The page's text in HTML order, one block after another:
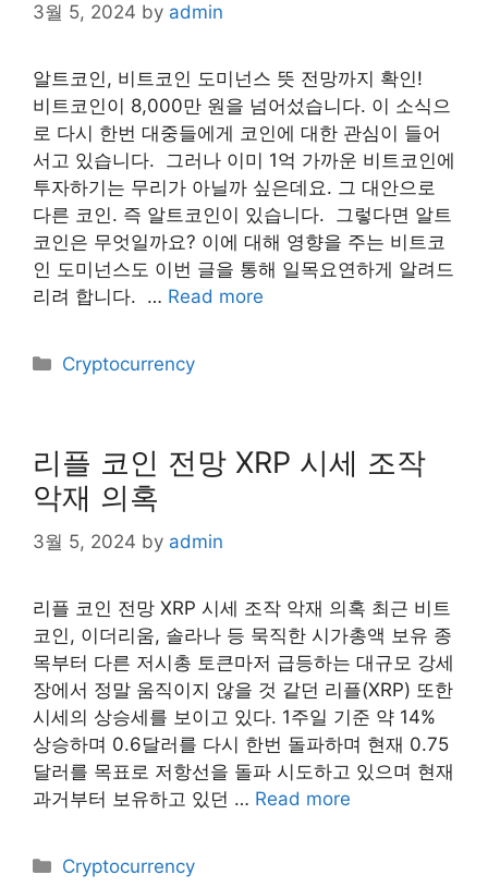
3월 5, 2024 by admin
​알트코인, 비트코인 도미넌스 뜻 전망까지 확인!
비트코인이 8,000만 원을 넘어섰습니다. 이 소식으
로 다시 한번 대중들에게 코인에 대한 관심이 들어
서고 있습니다. ​ 그러나 이미 1억 가까운 비트코인에
투자하기는 무리가 아닐까 싶은데요. 그 대안으로
다른 코인. 즉 알트코인이 있습니다. ​ 그렇다면 알트
코인은 무엇일까요? 이에 대해 영향을 주는 비트코
인 도미넌스도 이번 글을 통해 일목요연하게 알려드
리려 합니다. ​ … Read more
Categories
Cryptocurrency
리플 코인 전망 XRP 시세 조작
악재 의혹
3월 5, 2024 by admin
리플 코인 전망 XRP 시세 조작 악재 의혹 최근 비트
코인, 이더리움, 솔라나 등 묵직한 시가총액 보유 종
목부터 다른 저시총 토큰마저 급등하는 대규모 강세
장에서 정말 움직이지 않을 것 같던 리플(XRP) 또한
시세의 상승세를 보이고 있다. 1주일 기준 약 14%
상승하며 0.6달러를 다시 한번 돌파하며 현재 0.75
달러를 목표로 저항선을 돌파 시도하고 있으며 현재
과거부터 보유하고 있던 … Read more
Categories
Cryptocurrency